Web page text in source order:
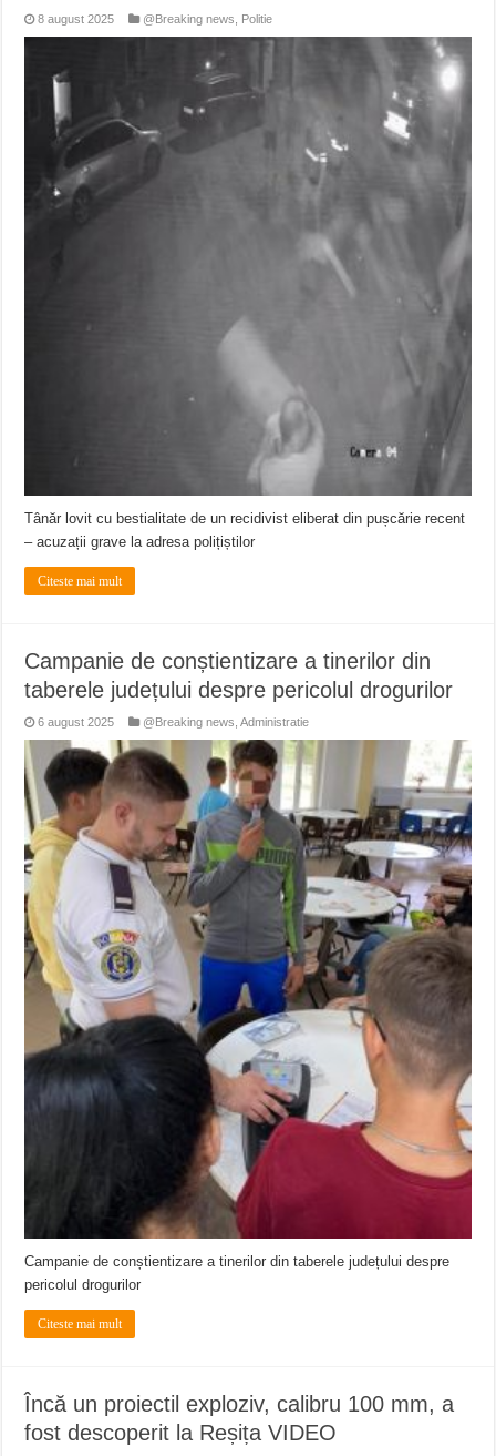
8 august 2025 @Breaking news Politie
Tânăr lovit cu bestialitate de un recidivist eliberat din pușcărie recent
– acuzații grave la adresa polițiștilor
Citeste mai mult
Campanie de conștientizare a tinerilor din
taberele județului despre pericolul drogurilor
6 august 2025 @Breaking news ,Administratie
Campanie de conștientizare a tinerilor din taberele județului despre
pericolul drogurilor
Citeste mai mult
Încă un proiectil exploziv, calibru 100 mm, a
fost descoperit la Reșița VIDEO